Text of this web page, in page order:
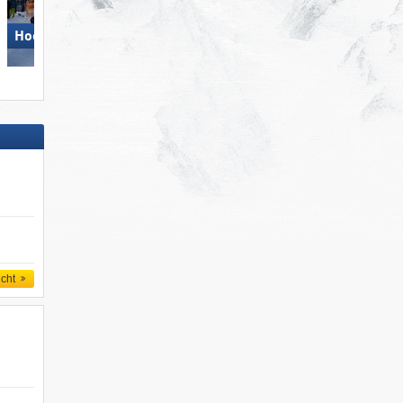
Hochficht KitzSki – Kitzbühel/​Kirchberg